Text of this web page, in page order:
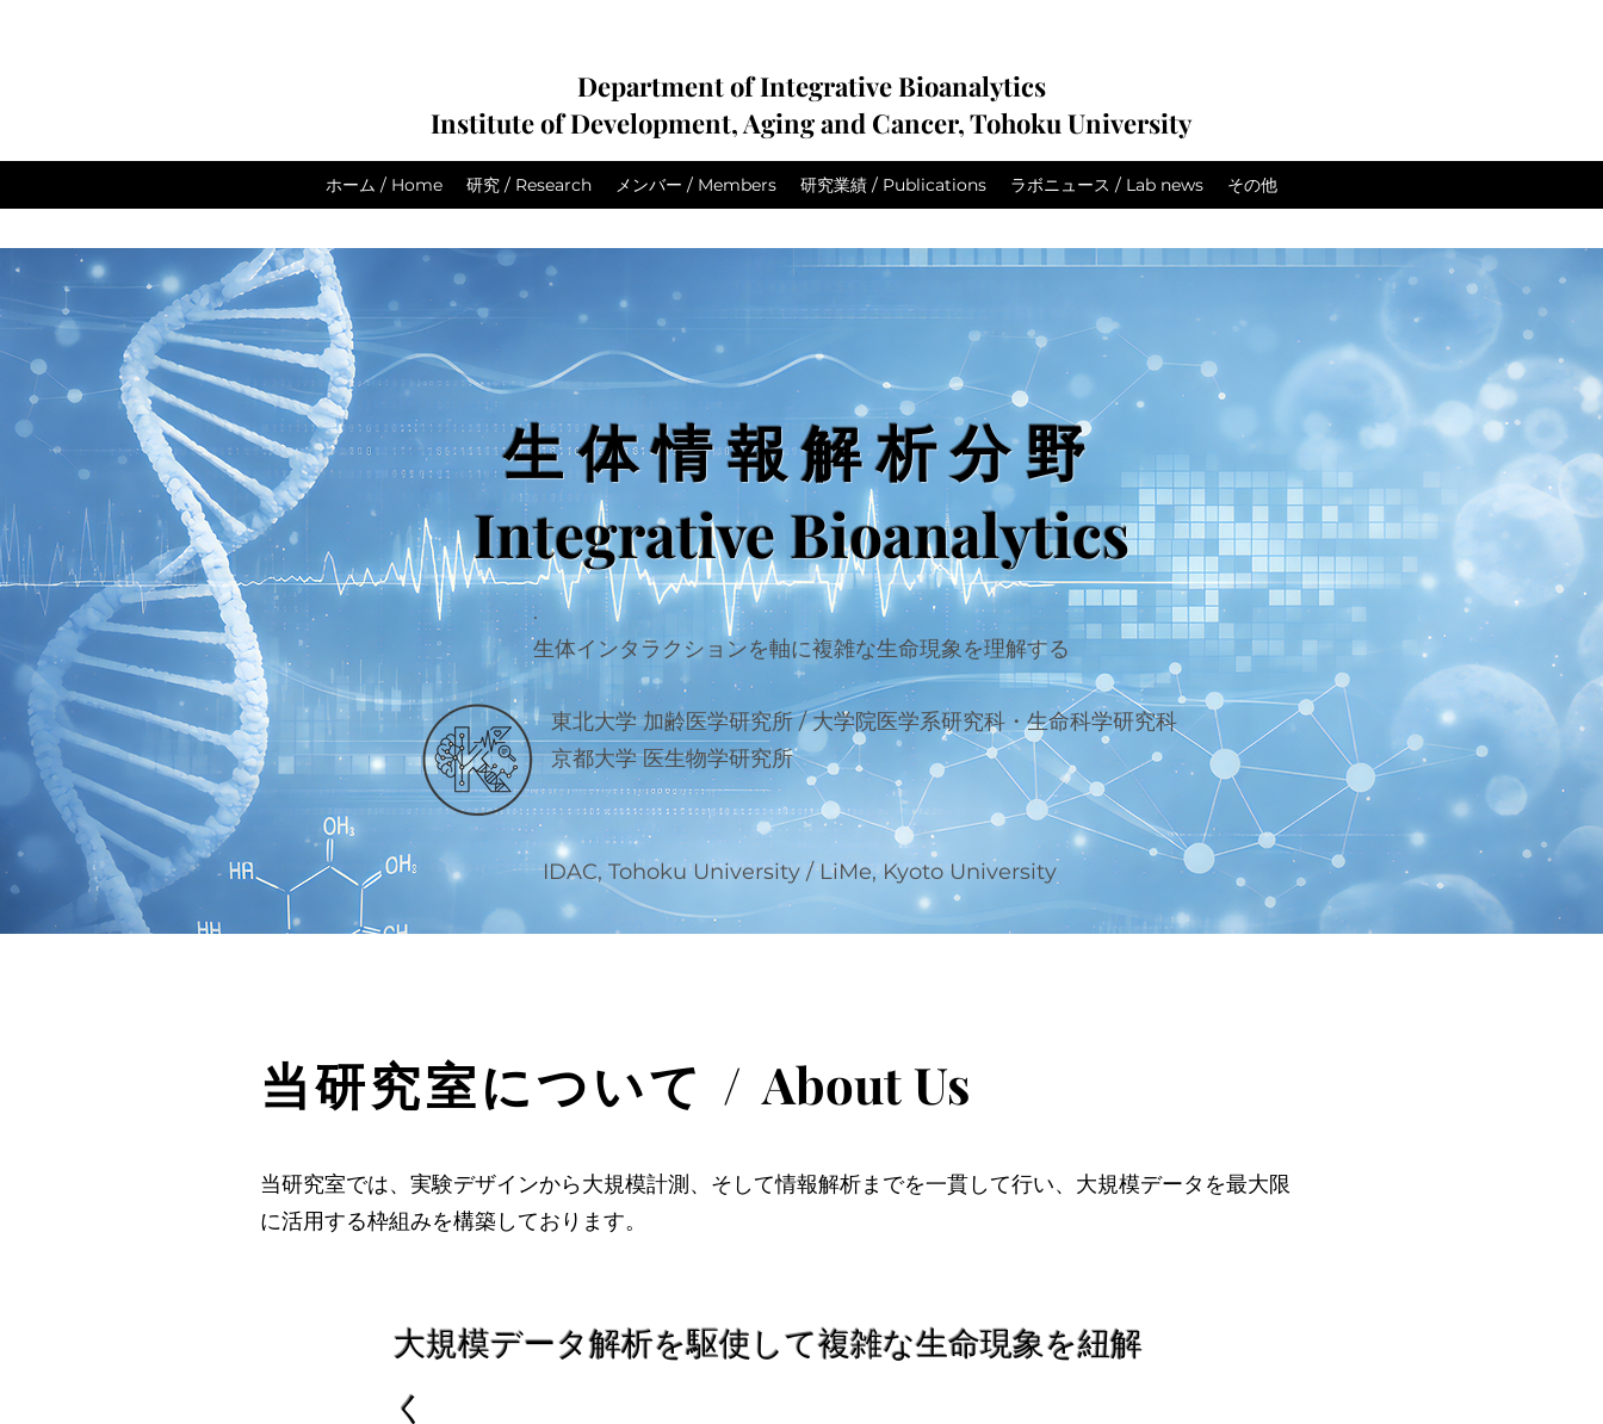
Department of Integrative Bioanalytics
Institute of Development, Aging and Cancer, Tohoku University
ホーム / Home 研究 / Research メンバー / Members 研究業績 / Publications ラボニュース / Lab news その他
生体情報解析分野
Integrative Bioanalytics
.
生体インタラクションを軸に複雑な生命現象を理解する
東北大学 加齢医学研究所 / 大学院医学系研究科・生命科学研究科
京都大学 医生物学研究所​
IDAC, Tohoku University / LiMe, Kyoto University
当研究室について /About Us
当研究室では、実験デザインから大規模計測、そして情報解析までを一貫して行い、大規模データを最大限
に活用する枠組みを構築しております。
大規模データ解析を駆使して複雑な生命現象を紐解
く